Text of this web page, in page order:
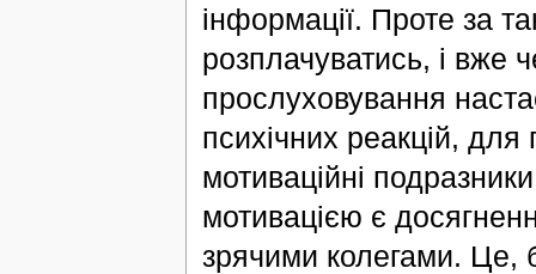
інформації. Проте за
розплачуватись, і вже
прослуховування
психічних реакцій, для
мотиваційні
мотивацією є
зрячими колегами. Це,